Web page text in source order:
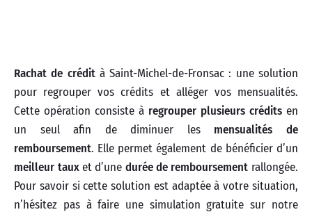
Rachat de crédità Saint-Michel-de-Fronsac : une solution
pour regrouper vos crédits et alléger vos mensualités.
Cette opération consiste à regrouper plusieurs créditsen
un seul afin de diminuer les mensualités de
remboursement. Elle permet également de bénéficier d’un
meilleur tauxet d’une durée de remboursement rallongée.
Pour savoir si cette solution est adaptée à votre situation,
n’hésitez pas à faire une simulation gratuite sur notre